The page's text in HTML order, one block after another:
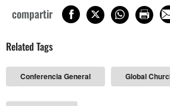
compartir
Related Tags
Conferencia General Global